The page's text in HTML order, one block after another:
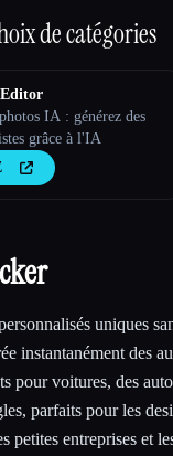
de catégories
IA : générez des
grâce à l'IA
uniques
instantanément des
pour voitures, des
parfaits pour les
petites entreprises et